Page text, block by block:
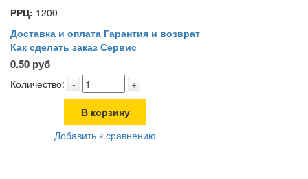
РРЦ: 1200
Доставка и оплата Гарантия и возврат
Как сделать заказ Сервис
0.50 руб
Количество: - +
В корзину
Добавить к сравнению